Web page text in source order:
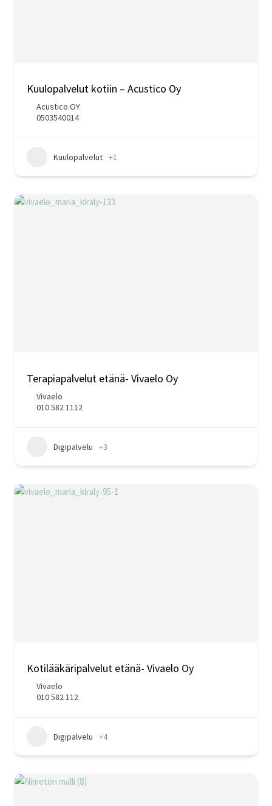
Kuulopalvelut kotiin – Acustico Oy
Acustico OY
0503540014
Kuulopalvelut +1
Terapiapalvelut etänä- Vivaelo Oy
Vivaelo
010 582 1112
Digipalvelu +3
Kotilääkäripalvelut etänä- Vivaelo Oy
Vivaelo
010 582 112
Digipalvelu +4